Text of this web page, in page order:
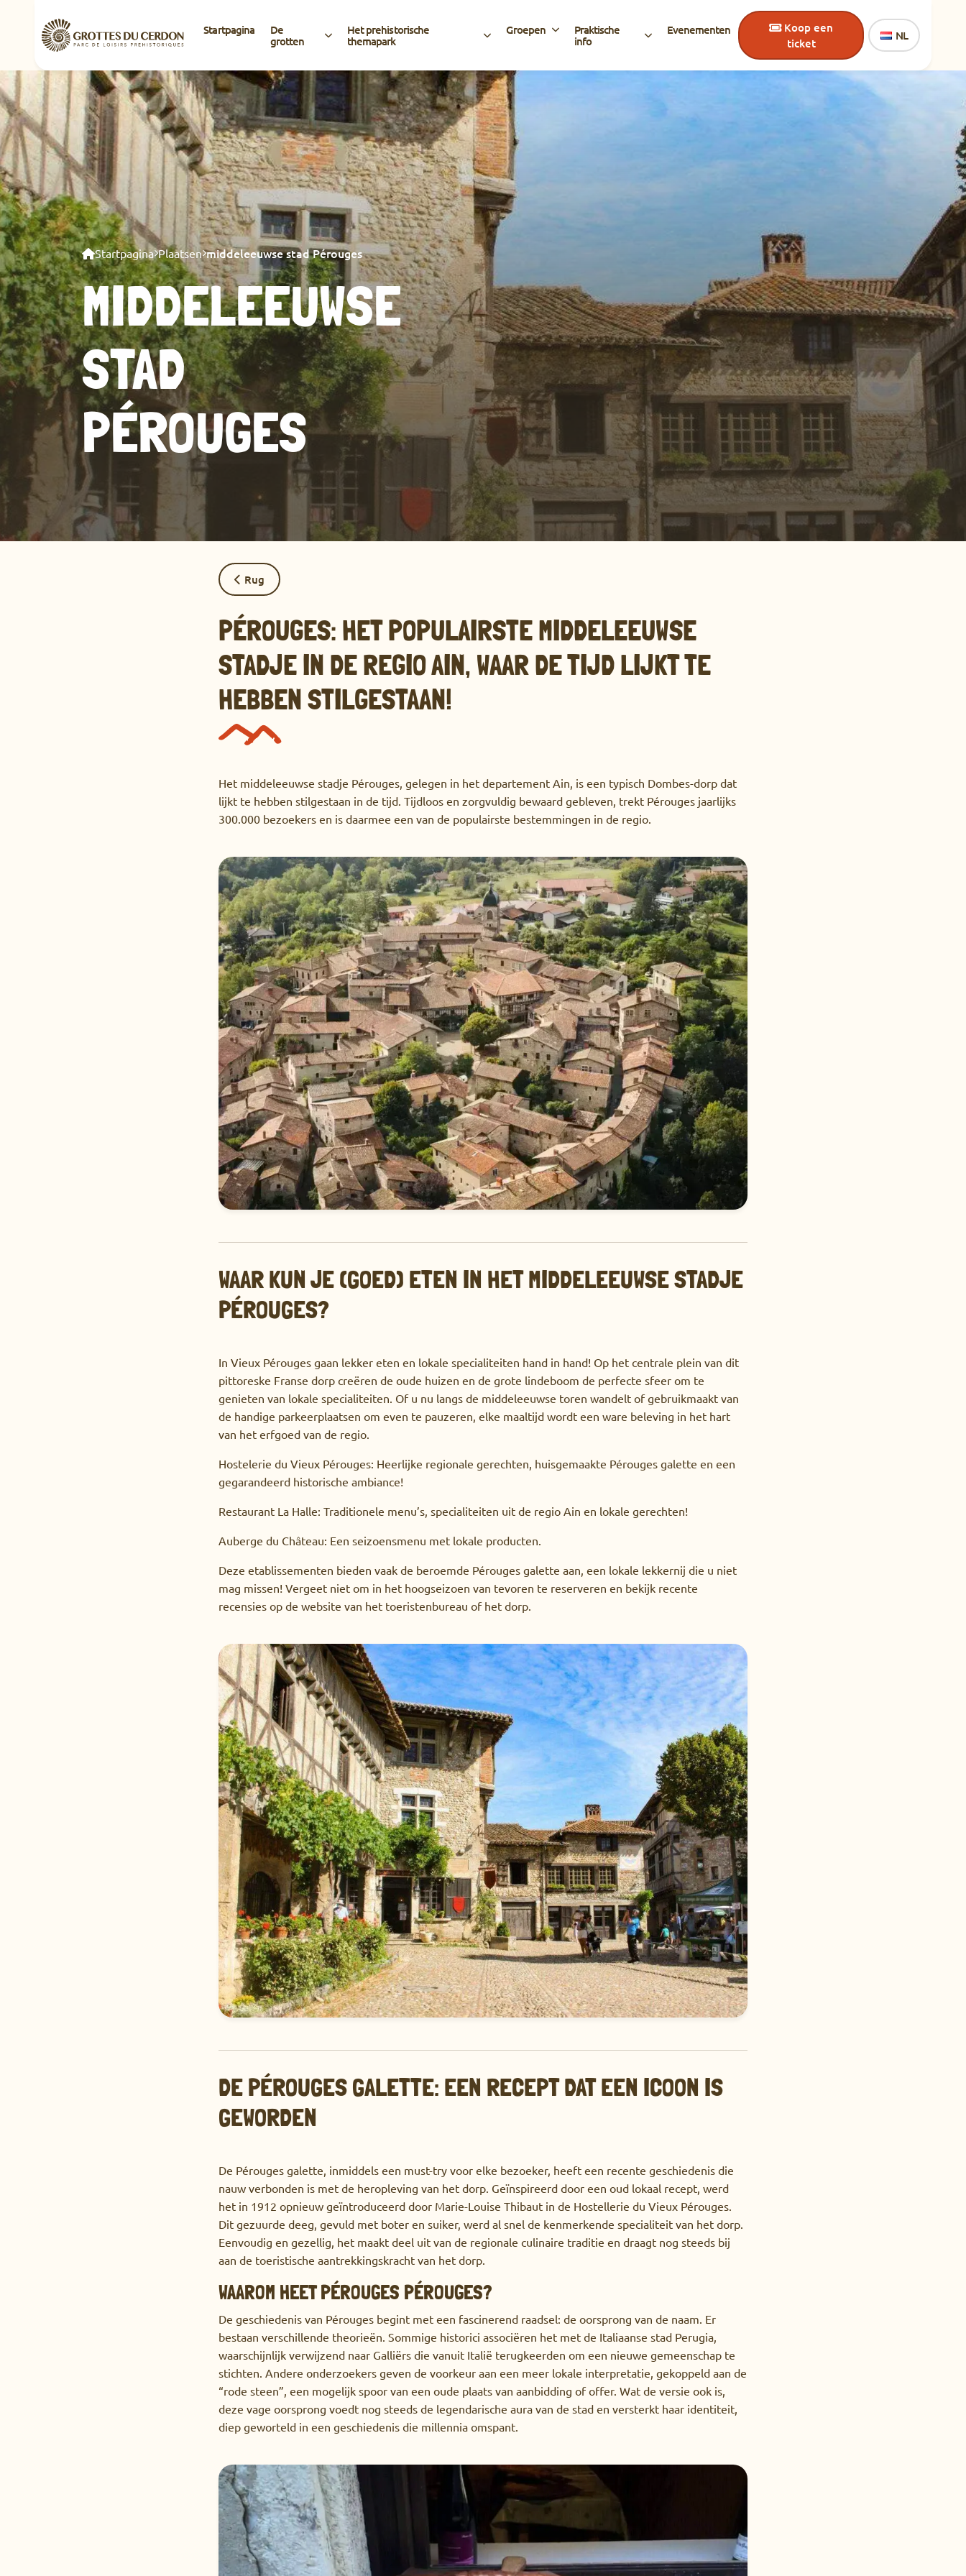
Startpagina
De
grotten
Het prehistorische
themapark
Groepen
Praktische
info
Evenementen
Koop een
ticket
NL
Startpagina Plaatsen middeleeuwse stad Pérouges
MIDDELEEUWSE
STAD
PÉROUGES
Rug
PÉROUGES: HET POPULAIRSTE MIDDELEEUWSE
STADJE IN DE REGIO AIN, WAAR DE TIJD LIJKT TE
HEBBEN STILGESTAAN!
Het middeleeuwse stadje Pérouges, gelegen in het departement Ain, is een typisch Dombes-dorp dat
lijkt te hebben stilgestaan ​​in de tijd. Tijdloos en zorgvuldig bewaard gebleven, trekt Pérouges jaarlijks
300.000 bezoekers en is daarmee een van de populairste bestemmingen in de regio.
WAAR KUN JE (GOED) ETEN IN HET MIDDELEEUWSE STADJE
PÉROUGES?
In Vieux Pérouges gaan lekker eten en lokale specialiteiten hand in hand! Op het centrale plein van dit
pittoreske Franse dorp creëren de oude huizen en de grote lindeboom de perfecte sfeer om te
genieten van lokale specialiteiten. Of u nu langs de middeleeuwse toren wandelt of gebruikmaakt van
de handige parkeerplaatsen om even te pauzeren, elke maaltijd wordt een ware beleving in het hart
van het erfgoed van de regio.
Hostelerie du Vieux Pérouges: Heerlijke regionale gerechten, huisgemaakte Pérouges galette en een
gegarandeerd historische ambiance!
Restaurant La Halle: Traditionele menu’s, specialiteiten uit de regio Ain en lokale gerechten!
Auberge du Château: Een seizoensmenu met lokale producten.
Deze etablissementen bieden vaak de beroemde Pérouges galette aan, een lokale lekkernij die u niet
mag missen! Vergeet niet om in het hoogseizoen van tevoren te reserveren en bekijk recente
recensies op de website van het toeristenbureau of het dorp.
DE PÉROUGES GALETTE: EEN RECEPT DAT EEN ICOON IS
GEWORDEN
De Pérouges galette, inmiddels een must-try voor elke bezoeker, heeft een recente geschiedenis die
nauw verbonden is met de heropleving van het dorp. Geïnspireerd door een oud lokaal recept, werd
het in 1912 opnieuw geïntroduceerd door Marie-Louise Thibaut in de Hostellerie du Vieux Pérouges.
Dit gezuurde deeg, gevuld met boter en suiker, werd al snel de kenmerkende specialiteit van het dorp.
Eenvoudig en gezellig, het maakt deel uit van de regionale culinaire traditie en draagt ​​nog steeds bij
aan de toeristische aantrekkingskracht van het dorp.
WAAROM HEET PÉROUGES PÉROUGES?
De geschiedenis van Pérouges begint met een fascinerend raadsel: de oorsprong van de naam. Er
bestaan ​​verschillende theorieën. Sommige historici associëren het met de Italiaanse stad Perugia,
waarschijnlijk verwijzend naar Galliërs die vanuit Italië terugkeerden om een ​​nieuwe gemeenschap te
stichten. Andere onderzoekers geven de voorkeur aan een meer lokale interpretatie, gekoppeld aan de
“rode steen”, een mogelijk spoor van een oude plaats van aanbidding of offer. Wat de versie ook is,
deze vage oorsprong voedt nog steeds de legendarische aura van de stad en versterkt haar identiteit,
diep geworteld in een geschiedenis die millennia omspant.